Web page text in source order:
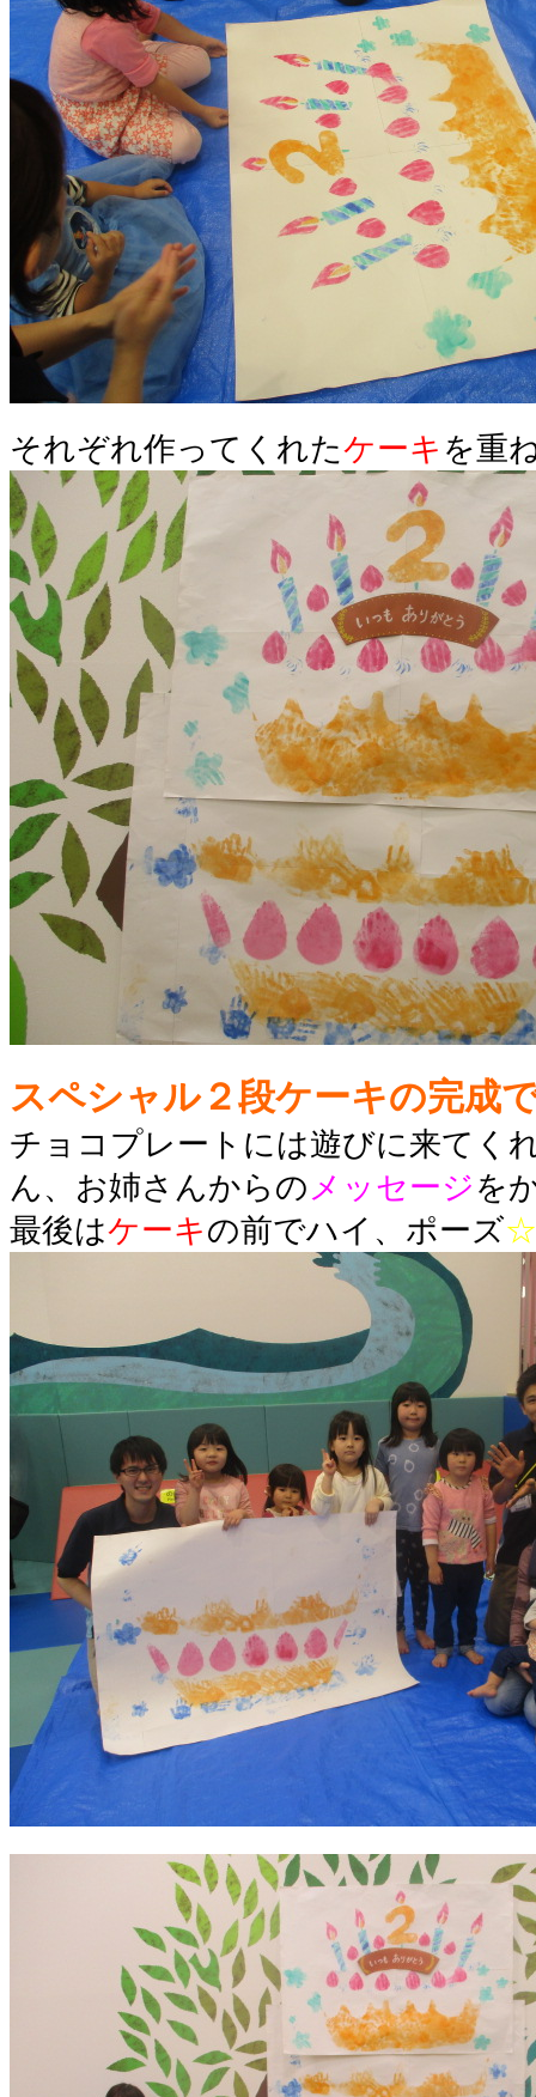
それぞれ作ってくれたケーキ を重
スペシャル２段ケーキの完成
チョコプレートには遊びに来てく
ん、お姉さんからの メッセージ を
最後はケーキの前でハイ、ポーズ☆